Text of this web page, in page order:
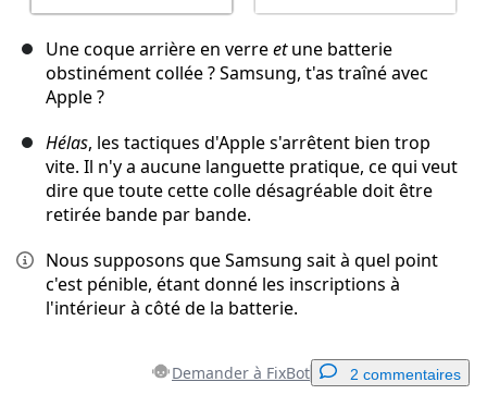
Une coque arrière en verreetune batterie
obstinément collée ? Samsung, t'as traîné avec
Apple ?
Hélas, les tactiques d'Apple s'arrêtent bien trop
vite. Il n'y a aucune languette pratique, ce qui veut
dire que toute cette colle désagréable doit être
retirée bande par bande.
Nous supposons que Samsung sait à quel point
c'est pénible, étant donné les inscriptions à
l'intérieur à côté de la batterie.
Demander à FixBot 2 commentaires